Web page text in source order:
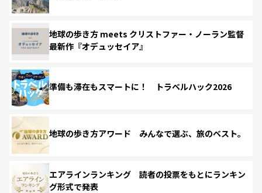
地球の歩き方 meets クリストファー・ノーラン監督
最新作『オデュッセイア』
準備も滞在もスマートに！ トラベルハック2026
地球の歩き方アワード みんなで選ぶ、旅のベスト。
エアラインランキング 読者の投票をもとにランキン
グ形式で発表